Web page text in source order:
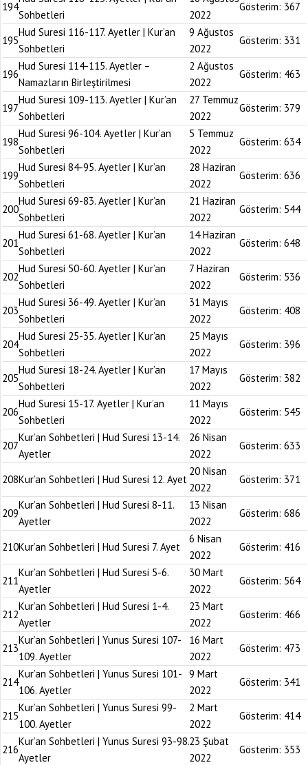
194
Sohbetleri
2022
Gösterim: 367
195
Hud Suresi 116-117. Ayetler | Kur’an
Sohbetleri
9 Ağustos
2022
Gösterim: 331
196
Hud Suresi 114-115. Ayetler –
Namazların Birleştirilmesi
2 Ağustos
2022
Gösterim: 463
197
Hud Suresi 109-113. Ayetler | Kur’an
Sohbetleri
27 Temmuz
2022
Gösterim: 379
198
Hud Suresi 96-104. Ayetler | Kur’an
Sohbetleri
5 Temmuz
2022
Gösterim: 634
199
Hud Suresi 84-95. Ayetler | Kur’an
Sohbetleri
28 Haziran
2022
Gösterim: 636
200
Hud Suresi 69-83. Ayetler | Kur’an
Sohbetleri
21 Haziran
2022
Gösterim: 544
201
Hud Suresi 61-68. Ayetler | Kur’an
Sohbetleri
14 Haziran
2022
Gösterim: 648
202
Hud Suresi 50-60. Ayetler | Kur’an
Sohbetleri
7 Haziran
2022
Gösterim: 536
203
Hud Suresi 36-49. Ayetler | Kur’an
Sohbetleri
31 Mayıs
2022
Gösterim: 408
204
Hud Suresi 25-35. Ayetler | Kur’an
Sohbetleri
25 Mayıs
2022
Gösterim: 396
205
Hud Suresi 18-24. Ayetler | Kur’an
Sohbetleri
17 Mayıs
2022
Gösterim: 382
206
Hud Suresi 15-17. Ayetler | Kur’an
Sohbetleri
11 Mayıs
2022
Gösterim: 545
207
Kur’an Sohbetleri | Hud Suresi 13-14.
Ayetler
26 Nisan
2022
Gösterim: 633
208Kur’an Sohbetleri | Hud Suresi 12. Ayet
20 Nisan
2022
Gösterim: 371
209
Kur’an Sohbetleri | Hud Suresi 8-11.
Ayetler
13 Nisan
2022
Gösterim: 686
210Kur’an Sohbetleri | Hud Suresi 7. Ayet
6 Nisan
2022
Gösterim: 416
211
Kur’an Sohbetleri | Hud Suresi 5-6.
Ayetler
30 Mart
2022
Gösterim: 564
212
Kur’an Sohbetleri | Hud Suresi 1-4.
Ayetler
23 Mart
2022
Gösterim: 466
213
Kur’an Sohbetleri | Yunus Suresi 107-
109. Ayetler
16 Mart
2022
Gösterim: 473
214
Kur’an Sohbetleri | Yunus Suresi 101-
106. Ayetler
9 Mart
2022
Gösterim: 341
215
Kur’an Sohbetleri | Yunus Suresi 99-
100. Ayetler
2 Mart
2022
Gösterim: 414
216
Kur’an Sohbetleri | Yunus Suresi 93-98.
Ayetler
23 Şubat
2022
Gösterim: 353